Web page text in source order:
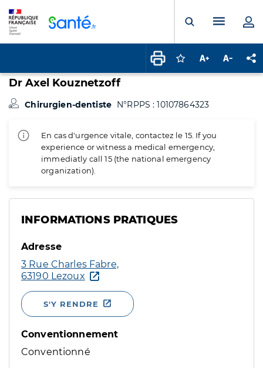
Ouvrir laMenu
Connectez-vous
Augmenter la
Dr Axel Kouznetzoff
Chirurgien-dentiste N°RPPS : 10107864323
En cas d'urgence vitale, contactez le 15. If you
experience or witness a medical emergency,
immediatly call 15 (the national emergency
organization).
INFORMATIONS PRATIQUES
Adresse
3 Rue Charles Fabre,
63190 Lezoux
S'Y RENDRE
Conventionnement
Conventionné